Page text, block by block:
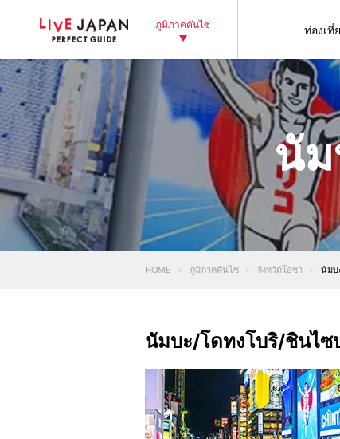
ภูมิภาคคันไซ ท่องเที่
นั
HOME ภูมิภาคคันไซ จังหวัดโอซา นัมบ
นัมบะ/โดทงโบริ/ชินไซ